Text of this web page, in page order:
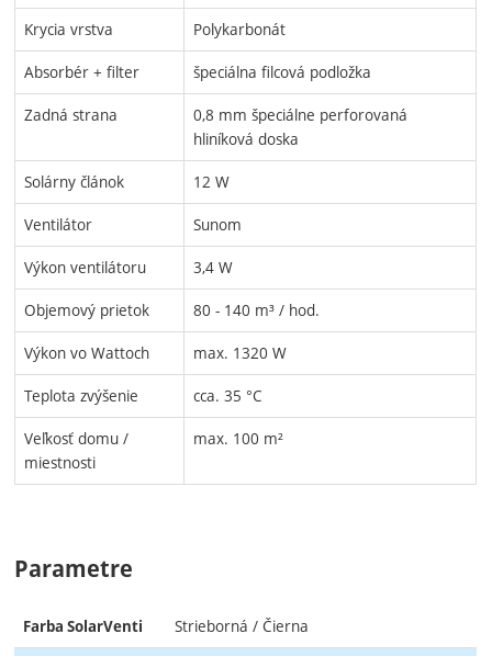
Krycia vrstva Polykarbonát
Absorbér + filter špeciálna filcová podložka
Zadná strana
0,8 mm špeciálne perforovaná
hliníková doska
Solárny článok 12 W
Ventilátor Sunom
Výkon ventilátoru 3,4 W
Objemový prietok 80 - 140 m³ / hod.
Výkon vo Wattoch max. 1320 W
Teplota zvýšenie cca. 35 °C
Veľkosť domu /
miestnosti
max. 100 m²
Parametre
Farba SolarVenti Strieborná / Čierna